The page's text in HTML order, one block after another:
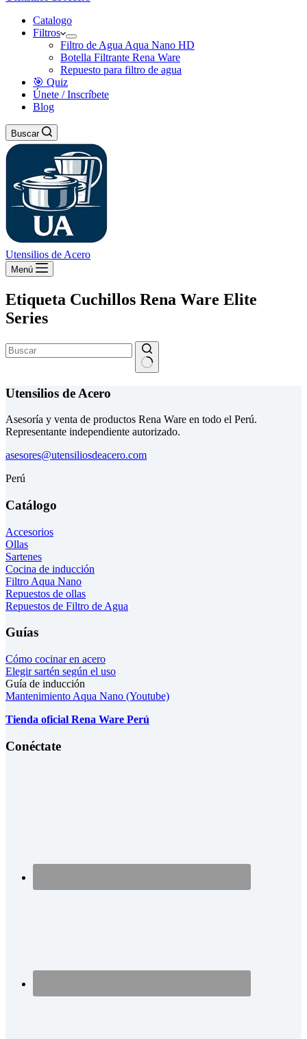
Catalogo
Filtros
Filtro de Agua Aqua Nano HD
Botella Filtrante Rena Ware
Repuesto para filtro de agua
🎯 Quiz
Únete / Inscríbete
Blog
Buscar
Utensilios de Acero
Menú
Etiqueta Cuchillos Rena Ware Elite
Series
resultados
Utensilios de Acero
Asesoría y venta de productos Rena Ware en todo el Perú.
Representante independiente autorizado.
asesores@utensiliosdeacero.com
Perú
Catálogo
Accesorios
Ollas
Sartenes
Cocina de inducción
Filtro Aqua Nano
Repuestos de ollas
Repuestos de Filtro de Agua
Guías
Cómo cocinar en acero
Elegir sartén según el uso
Guía de inducción
Mantenimiento Aqua Nano (Youtube)
Tienda oficial Rena Ware Perú
Conéctate